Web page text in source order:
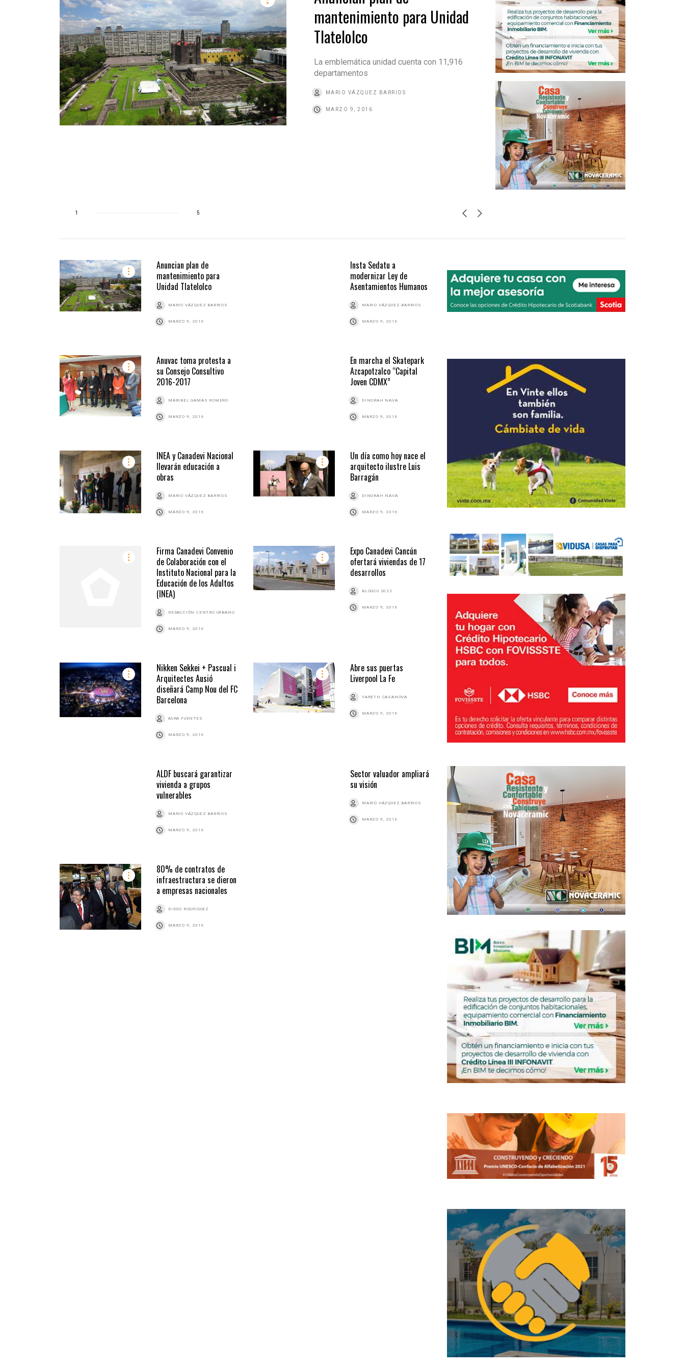
mantenimiento para Unidad
Tlatelolco
La emblemática unidad cuenta con 11,916
departamentos
MARIO VÁZQUEZ BARRIOS
MARZO 9, 2016
1 5
Anuncian plan de
mantenimiento para
Unidad Tlatelolco
MARIO VÁZQUEZ BARRIOS
MARZO 9, 2016
Insta Sedatu a
modernizar Ley de
Asentamientos Humanos
MARIO VÁZQUEZ BARRIOS
MARZO 9, 2016
Anuvac toma protesta a
su Consejo Consultivo
2016-2017
MARIBEL GAMAS ROMERO
MARZO 9, 2016
En marcha el Skatepark
Azcapotzalco “Capital
Joven CDMX”
DINORAH NAVA
MARZO 9, 2016
INEA y Canadevi Nacional
llevarán educación a
obras
MARIO VÁZQUEZ BARRIOS
MARZO 9, 2016
Un día como hoy nace el
arquitecto ilustre Luis
Barragán
DINORAH NAVA
MARZO 9, 2016
Firma Canadevi Convenio
de Colaboración con el
Instituto Nacional para la
Educación de los Adultos
(INEA)
REDACCIÓN CENTRO URBANO
MARZO 9, 2016
Expo Canadevi Cancún
ofertará viviendas de 17
desarrollos
BLOGCU 2022
MARZO 9, 2016
Nikken Sekkei + Pascual i
Arquitectes Ausió
diseñará Camp Nou del FC
Barcelona
AURA FUENTES
MARZO 9, 2016
Abre sus puertas
Liverpool La Fe
YARETH CASANOVA
MARZO 9, 2016
ALDF buscará garantizar
vivienda a grupos
vulnerables
MARIO VÁZQUEZ BARRIOS
MARZO 9, 2016
Sector valuador ampliará
su visión
MARIO VÁZQUEZ BARRIOS
MARZO 9, 2016
80% de contratos de
infraestructura se dieron
a empresas nacionales
DIEGO RODRÍGUEZ
MARZO 9, 2016